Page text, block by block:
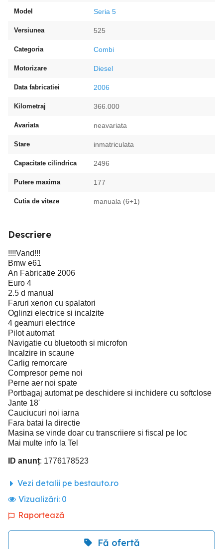
Model Seria 5
Versiunea 525
Categoria Combi
Motorizare Diesel
Data fabricatiei 2006
Kilometraj 366.000
Avariata neavariata
Stare inmatriculata
Capacitate cilindrica 2496
Putere maxima 177
Cutia de viteze manuala (6+1)
Descriere
!!!!Vand!!!
Bmw e61
An Fabricatie 2006
Euro 4
2.5 d manual
Faruri xenon cu spalatori
Oglinzi electrice si incalzite
4 geamuri electrice
Pilot automat
Navigatie cu bluetooth si microfon
Incalzire in scaune
Carlig remorcare
Compresor perne noi
Perne aer noi spate
Portbagaj automat pe deschidere si inchidere cu softclose
Jante 18'
Cauciucuri noi iarna
Fara batai la directie
Masina se vinde doar cu transcriiere si fiscal pe loc
Mai multe info la Tel
ID anunț: 1776178523
Vezi detalii pe bestauto.ro
Vizualizări: 0
Raportează
Fă ofertă